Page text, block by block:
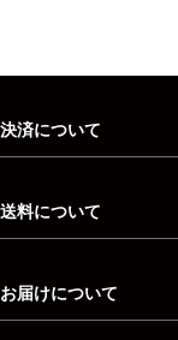
決済について
送料について
お届けについて